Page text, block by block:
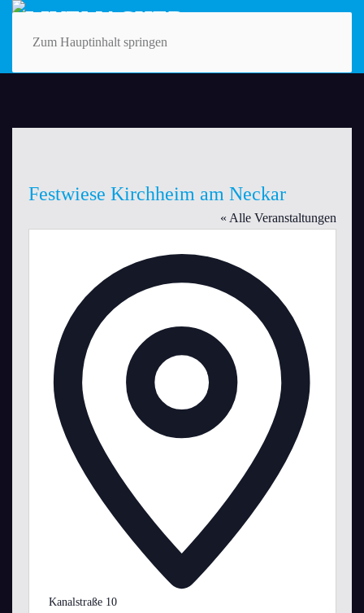
Zum Hauptinhalt springen
Festwiese Kirchheim am Neckar
« Alle Veranstaltungen
Kanalstraße 10